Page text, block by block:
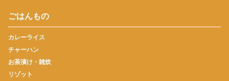
ごはんもの
カレーライス
チャーハン
お茶漬け・雑炊
リゾット